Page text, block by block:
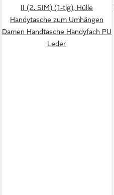
II (2. SIM) (1-tlg), Hülle
Handytasche zum Umhängen
Damen Handtasche Handyfach PU
Leder